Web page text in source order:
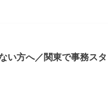
い方へ／関東で事務ス